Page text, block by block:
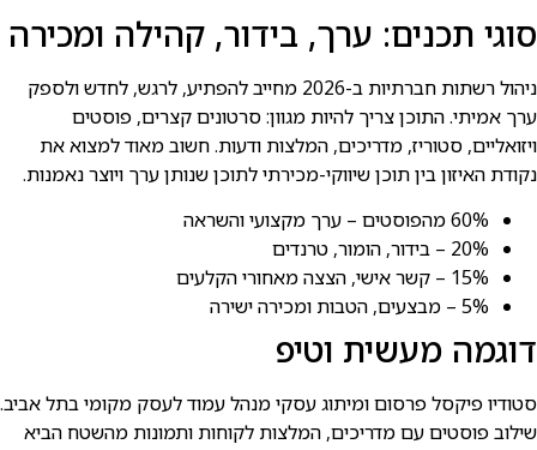
סוגי תכנים: ערך, בידור, קהילה ומכירה
ניהול רשתות חברתיות ב-2026 מחייב להפתיע, לרגש, לחדש ולספק
ערך אמיתי. התוכן צריך להיות מגוון: סרטונים קצרים, פוסטים
ויזואליים, סטוריז, מדריכים, המלצות ודעות. חשוב מאוד למצוא את
נקודת האיזון בין תוכן שיווקי-מכירתי לתוכן שנותן ערך ויוצר נאמנות.
60% מהפוסטים – ערך מקצועי והשראה
20% – בידור, הומור, טרנדים
15% – קשר אישי, הצצה מאחורי הקלעים
5% – מבצעים, הטבות ומכירה ישירה
דוגמה מעשית וטיפ
סטודיו פיקסל פרסום ומיתוג עסקי מנהל עמוד לעסק מקומי בתל אביב.
שילוב פוסטים עם מדריכים, המלצות לקוחות ותמונות מהשטח הביא